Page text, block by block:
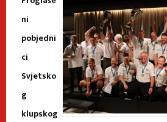
ni
pobjedni
ci
Svjetsko
g
klupskog